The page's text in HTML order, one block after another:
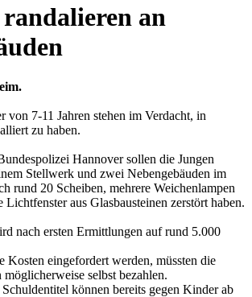
an
von 7-11 Jahren stehen im Verdacht, in
zu haben.
Hannover sollen die Jungen
Stellwerk und zwei Nebengebäuden im
rund 20 Scheiben, mehrere Weichenlampen
aus Glasbausteinen zerstört haben.
nach ersten Ermittlungen auf rund 5.000
Kosten eingefordert werden, müssten die
selbst bezahlen.
können bereits gegen Kinder ab